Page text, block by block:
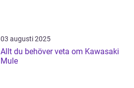
03 augusti 2025
Allt du behöver veta om Kawasaki
Mule